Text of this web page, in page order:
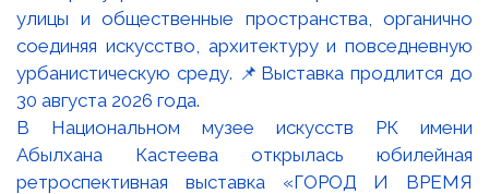
В Национальном музее искусств РК имени
Абылхана Кастеева открылась юбилейная
ретроспективная выставка «ГОРОД И ВРЕМЯ